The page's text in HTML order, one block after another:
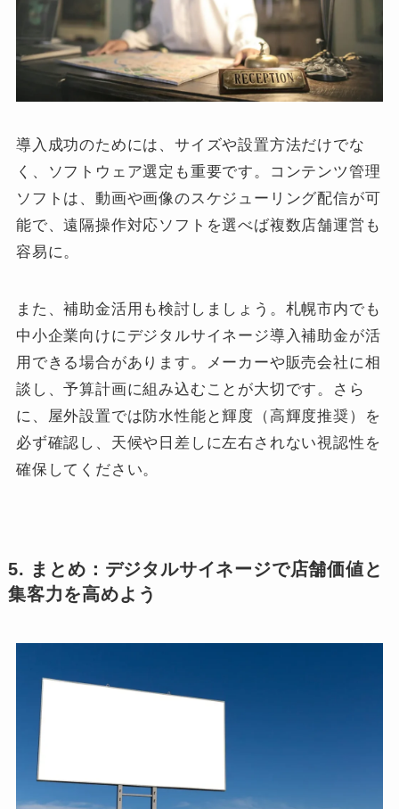
導入成功のためには、サイズや設置方法だけでな
く、ソフトウェア選定も重要です。コンテンツ管理
ソフトは、動画や画像のスケジューリング配信が可
能で、遠隔操作対応ソフトを選べば複数店舗運営も
容易に。
また、補助金活用も検討しましょう。札幌市内でも
中小企業向けにデジタルサイネージ導入補助金が活
用できる場合があります。メーカーや販売会社に相
談し、予算計画に組み込むことが大切です。さら
に、屋外設置では防水性能と輝度（高輝度推奨）を
必ず確認し、天候や日差しに左右されない視認性を
確保してください。
5. まとめ：デジタルサイネージで店舗価値と
集客力を高めよう